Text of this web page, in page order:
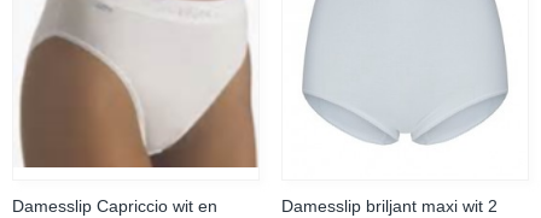
Damesslip Capriccio wit en
Damesslip briljant maxi wit 2